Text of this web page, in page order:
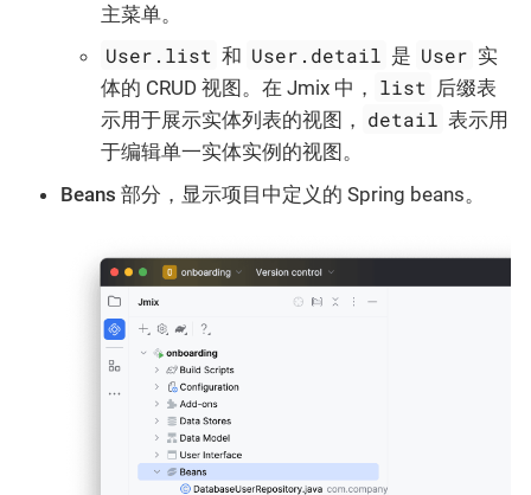
主菜单。
User.list 和 User.detail 是 User 实
体的 CRUD 视图。在 Jmix 中， list 后缀表
示用于展示实体列表的视图， detail 表示用
于编辑单一实体实例的视图。
Beans 部分，显示项目中定义的 Spring beans。